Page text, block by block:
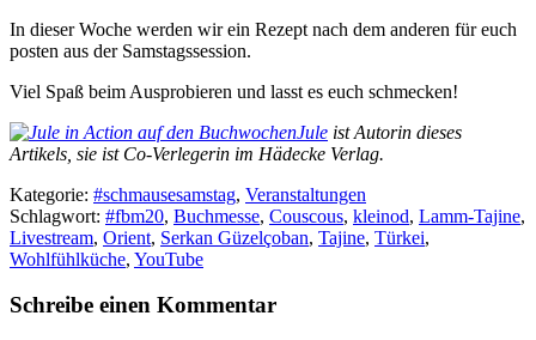
In dieser Woche werden wir ein Rezept nach dem anderen für euch
posten aus der Samstagssession.
Viel Spaß beim Ausprobieren und lasst es euch schmecken!
Jule ist Autorin dieses
Artikels, sie ist Co-Verlegerin im Hädecke Verlag.
Kategorie: #schmausesamstag, Veranstaltungen
Schlagwort: #fbm20, Buchmesse, Couscous, kleinod, Lamm-Tajine,
Livestream, Orient, Serkan Güzelçoban, Tajine, Türkei,
Wohlfühlküche, YouTube
Schreibe einen Kommentar